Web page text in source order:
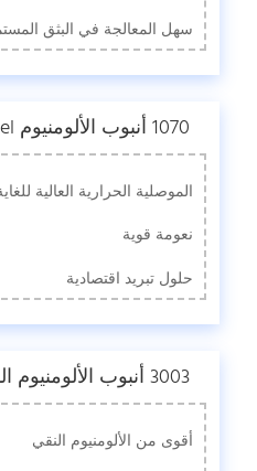
سهل المعالجة في البثق
1070 أنبوب الألومنيوم Microchannel
الموصلية الحرارية العالية
نعومة قوية
حلول تبريد اقتصادية
3003 أنبوب الألومنيوم المبثوق متعدد الفتحات
أقوى من الألومنيوم النقي